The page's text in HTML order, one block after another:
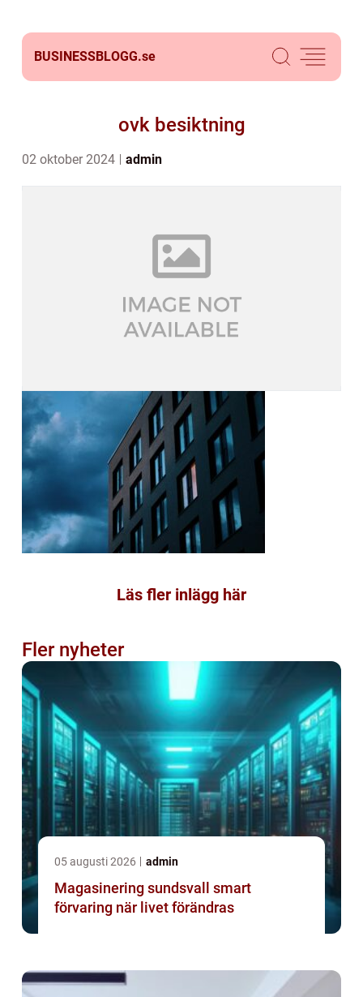
BUSINESSBLOGG.se
ovk besiktning
02 oktober 2024 admin
Läs fler inlägg här
Fler nyheter
05 augusti 2026 admin
Magasinering sundsvall smart
förvaring när livet förändras